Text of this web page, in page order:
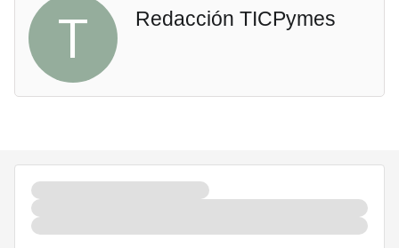
T Redacción TICPymes